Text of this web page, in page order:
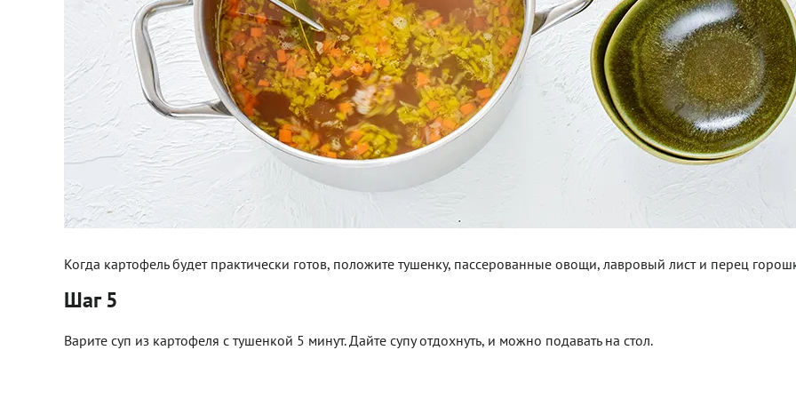
Когда картофель будет практически готов, положите тушенку, пассерованные овощи, лавровый лист и перец
Шаг 5
Варите суп из картофеля с тушенкой 5 минут. Дайте супу отдохнуть, и можно подавать на стол.